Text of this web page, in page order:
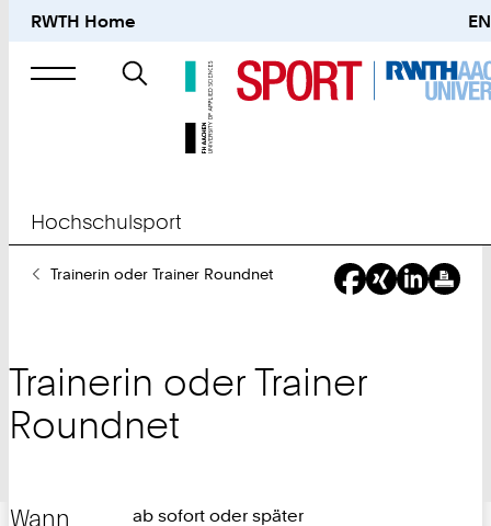
RWTH Home EN
Suche
nach
Hochschulsport
SieTrainerin oder Trainer Roundnet
Trainerin oder Trainer
Roundnet
Wann ab sofort oder später